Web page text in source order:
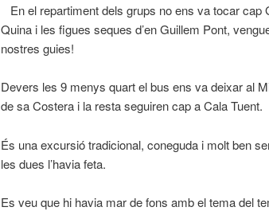
En el repartiment dels grups no ens va tocar cap
Quina i les figues seques d’en Guillem Pont,
nostres guies!
Devers les 9 menys quart el bus ens va deixar al
de sa Costera i la resta seguiren cap a Cala Tuent.
És una excursió tradicional, coneguda i molt ben
les dues l’havia feta.
Es veu que hi havia mar de fons amb el tema del